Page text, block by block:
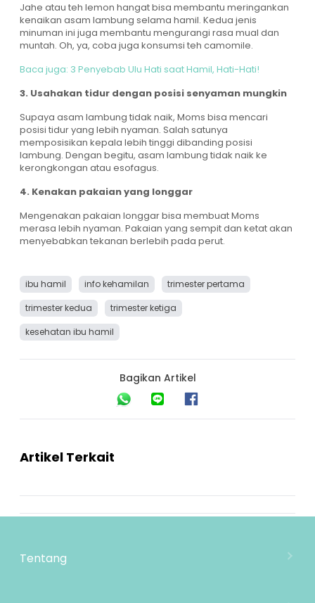
Jahe atau teh lemon hangat bisa membantu meringankan
kenaikan asam lambung selama hamil. Kedua jenis
minuman ini juga membantu mengurangi rasa mual dan
muntah. Oh, ya, coba juga konsumsi teh camomile.
Baca juga: 3 Penyebab Ulu Hati saat Hamil, Hati-Hati!
3. Usahakan tidur dengan posisi senyaman mungkin
Supaya asam lambung tidak naik, Moms bisa mencari
posisi tidur yang lebih nyaman. Salah satunya
memposisikan kepala lebih tinggi dibanding posisi
lambung. Dengan begitu, asam lambung tidak naik ke
kerongkongan atau esofagus.
4. Kenakan pakaian yang longgar
Mengenakan pakaian longgar bisa membuat Moms
merasa lebih nyaman. Pakaian yang sempit dan ketat akan
menyebabkan tekanan berlebih pada perut.
ibu hamil info kehamilan
trimester pertama
trimester kedua
trimester ketiga
kesehatan ibu hamil
Bagikan Artikel
Artikel Terkait
Tentang